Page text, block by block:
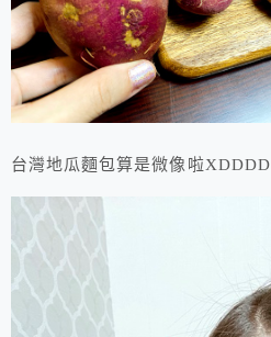
台灣地瓜麵包算是微像啦XDDDD